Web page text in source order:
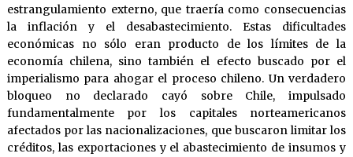
estrangulamiento externo, que traería como consecuencias
la inflación y el desabastecimiento. Estas dificultades
económicas no sólo eran producto de los límites de la
economía chilena, sino también el efecto buscado por el
imperialismo para ahogar el proceso chileno. Un verdadero
bloqueo no declarado cayó sobre Chile, impulsado
fundamentalmente por los capitales norteamericanos
afectados por las nacionalizaciones, que buscaron limitar los
créditos, las exportaciones y el abastecimiento de insumos y